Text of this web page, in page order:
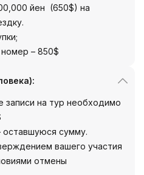
йен (650$) на
– 850$
записи на тур необходимо
оставшуюся сумму.
вашего участия
отмены